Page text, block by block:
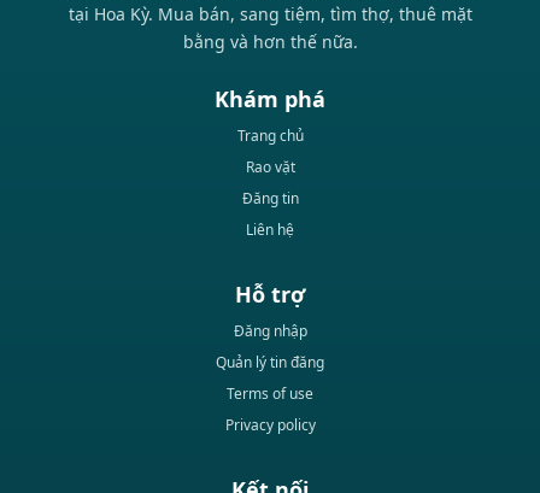
tại Hoa Kỳ. Mua bán, sang tiệm, tìm thợ, thuê mặt
bằng và hơn thế nữa.
Khám phá
Trang chủ
Rao vặt
Đăng tin
Liên hệ
Hỗ trợ
Đăng nhập
Quản lý tin đăng
Terms of use
Privacy policy